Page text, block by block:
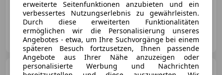
06/2006 73 000 km Benzin 170 kW (231 PS)
Privat
IT-57030 Marciana
Mazda RX-8Challenge
erweiterte Seitenfunktionen anzubieten und ein
verbessertes Nutzungserlebnis zu gewährleisten.
Durch diese erweiterten Funktionalitäten
ermöglichen wir die Personalisierung unseres
Angebotes - etwa, um Ihre Suchvorgänge bei einem
späteren Besuch fortzusetzen, Ihnen passende
Angebote aus Ihrer Nähe anzuzeigen oder
personalisierte Werbung und Nachrichten